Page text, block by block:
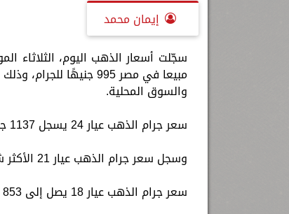
إيمان محمد
مبيعا في مصر 995
والسوق المحلية.
سعر جرام الذهب عيار 24 يسجل 1137 جنيها للجرام.
وسجل سعر جرام الذهب عيار 21 الأكثر شيوعا 995 جنيها.
سعر جرام الذهب عيار 18 يصل إلى 853 جنيها للجرام.